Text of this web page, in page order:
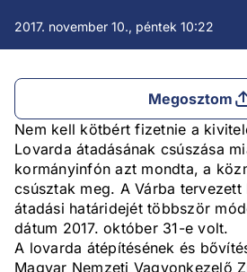
2017. november 10., péntek 10:22
Megosztom
Nem kell kötbért fizetnie a
Lovarda átadásának csúszása
kormányinfón azt mondta, a
csúsztak meg. A Várba tervezett
átadási határidejét többször
dátum 2017. október 31-e volt.
A lovarda átépítésének és
Magyar Nemzeti Vagyonkezelő